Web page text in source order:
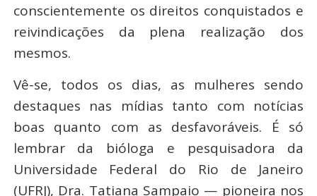
conscientemente os direitos conquistados e
reivindicações da plena realização dos
mesmos.
Vê-se, todos os dias, as mulheres sendo
destaques nas mídias tanto com notícias
boas quanto com as desfavoráveis. É só
lembrar da bióloga e pesquisadora da
Universidade Federal do Rio de Janeiro
(UFRJ), Dra. Tatiana Sampaio — pioneira nos